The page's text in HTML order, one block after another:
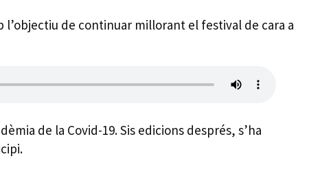
de continuar millorant el festival de cara a
de la Covid-19. Sis edicions després, s’ha